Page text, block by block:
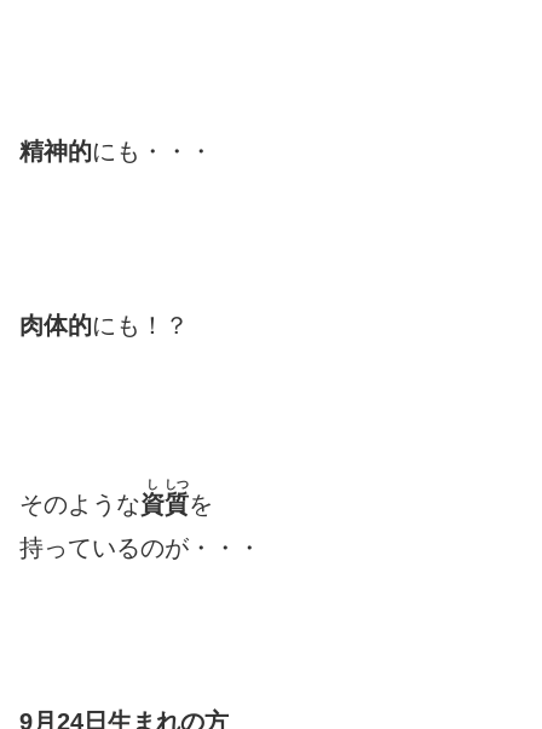
精神的にも・・・
肉体的にも！？
そのような資
し
質
しつ
を
持っているのが・・・
9月24日生まれの方